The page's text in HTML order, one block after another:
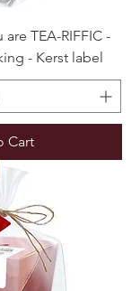
TEA-RIFFIC -
- Kerst label
Cart